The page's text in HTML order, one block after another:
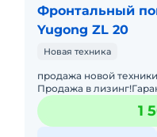
Фронтальный
Yugong ZL 20
Новая техника
продажа новой
Продажа в
Фронтальный
двигателем Yunnei 721